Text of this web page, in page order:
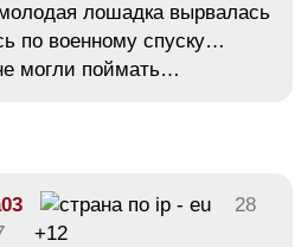
лошадка вырвалась
по военному спуску…
могли поймать…
28
+12